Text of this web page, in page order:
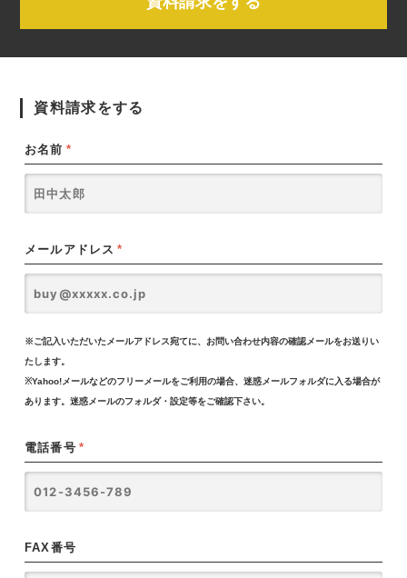
資料請求をする
お名前 *
メールアドレス *
※ご記入いただいたメールアドレス宛てに、お問い合わせ内容の確認メールをお送りい
たします。
※Yahoo!メールなどのフリーメールをご利用の場合、迷惑メールフォルダに入る場合が
あります。迷惑メールのフォルダ・設定等をご確認下さい。
電話番号 *
FAX番号